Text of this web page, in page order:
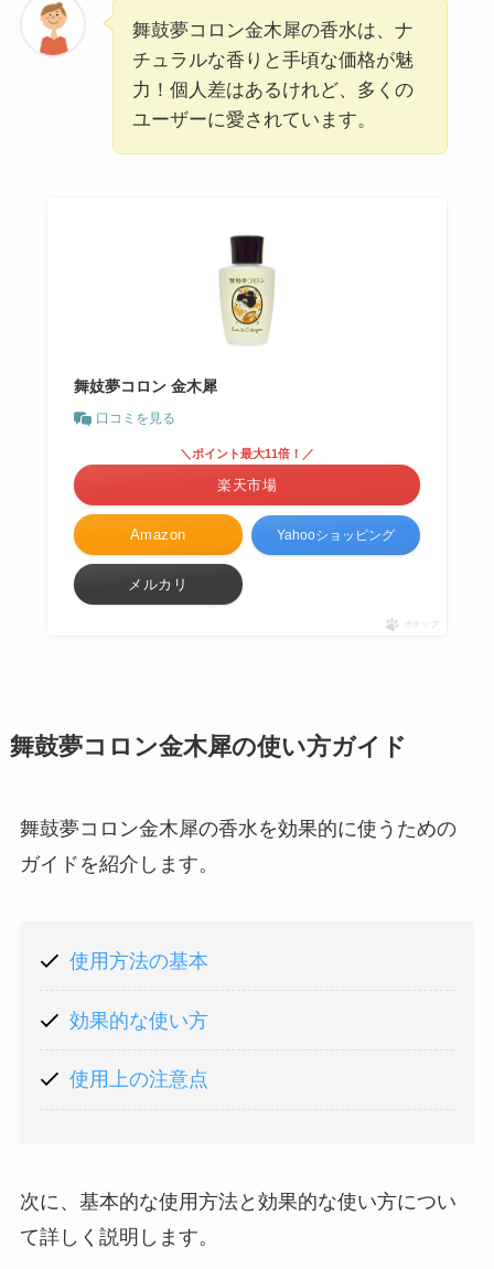
舞鼓夢コロン金木犀の香水は、ナ
チュラルな香りと手頃な価格が魅
力！個人差はあるけれど、多くの
ユーザーに愛されています。
舞妓夢コロン 金木犀
口コミを見る
Amazon
＼ポイント最大11倍！／
楽天市場
Yahooショッピング
メルカリ
ポチップ
舞鼓夢コロン金木犀の使い方ガイド
舞鼓夢コロン金木犀の香水を効果的に使うための
ガイドを紹介します。
使用方法の基本
効果的な使い方
使用上の注意点
次に、基本的な使用方法と効果的な使い方につい
て詳しく説明します。